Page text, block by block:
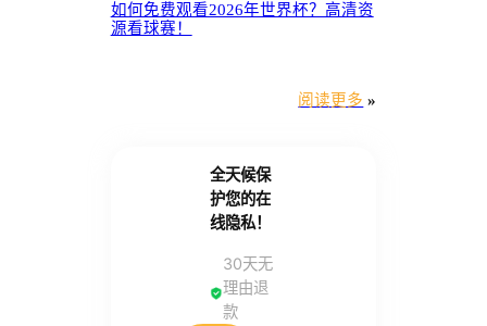
如何免费观看2026年世界杯？高清资
源看球赛！
阅读更多 »
全天候保
护您的在
线隐私！
30天无
理由退
款